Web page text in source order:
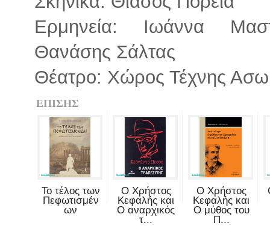
Ερμηνεία: Ιωάννα
Θανάσης Σάλτας
Θέατρο: Χώρος Τέχνης
ΕΠΙΣΗΣ
Το τέλος των
Πεφωτισμέν
ων
Ο Χρήστος
Κεφαλής και
Ο αναρχικός
τ...
Ο Χρήστος
Κεφαλής και
Ο μύθος του
Π...